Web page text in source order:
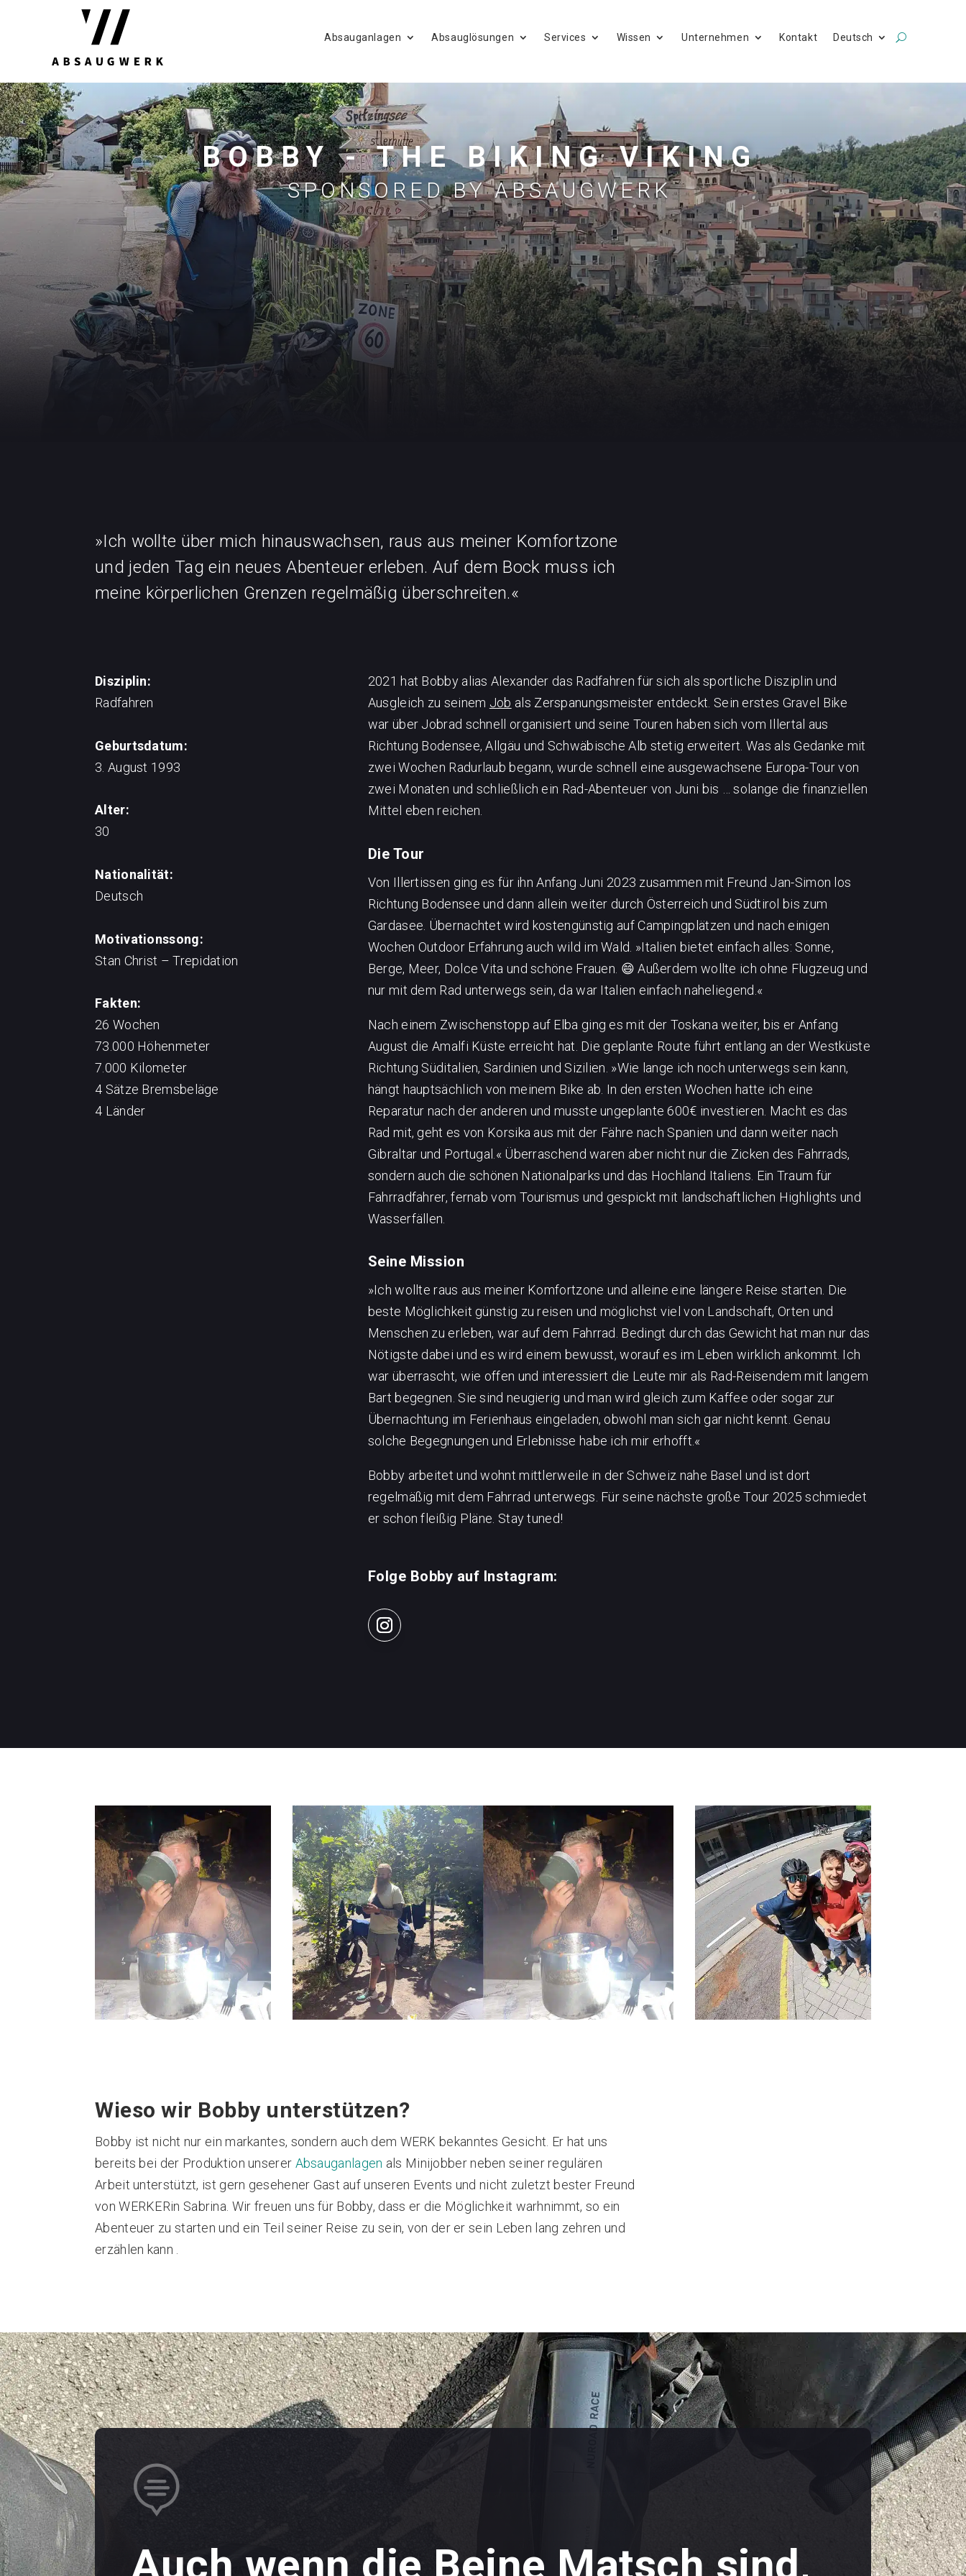
Absauganlagen Absauglösungen Services Wissen Unternehmen Kontakt Deutsch
BOBBY - THE BIKING VIKING
SPONSORED BY ABSAUGWERK
»Ich wollte über mich hinauswachsen, raus aus meiner Komfortzone
und jeden Tag ein neues Abenteuer erleben. Auf dem Bock muss ich
meine körperlichen Grenzen regelmäßig überschreiten.«
Disziplin:
Radfahren
Geburtsdatum:
3. August 1993
Alter:
30
Nationalität:
Deutsch
Motivationssong:
Stan Christ – Trepidation
Fakten:
26 Wochen
73.000 Höhenmeter
7.000 Kilometer
4 Sätze Bremsbeläge
4 Länder
2021 hat Bobby alias Alexander das Radfahren für sich als sportliche Disziplin und
Ausgleich zu seinem Job als Zerspanungsmeister entdeckt. Sein erstes Gravel Bike
war über Jobrad schnell organisiert und seine Touren haben sich vom Illertal aus
Richtung Bodensee, Allgäu und Schwäbische Alb stetig erweitert. Was als Gedanke mit
zwei Wochen Radurlaub begann, wurde schnell eine ausgewachsene Europa-Tour von
zwei Monaten und schließlich ein Rad-Abenteuer von Juni bis … solange die finanziellen
Mittel eben reichen.
Die Tour
Von Illertissen ging es für ihn Anfang Juni 2023 zusammen mit Freund Jan-Simon los
Richtung Bodensee und dann allein weiter durch Österreich und Südtirol bis zum
Gardasee. Übernachtet wird kostengünstig auf Campingplätzen und nach einigen
Wochen Outdoor Erfahrung auch wild im Wald. »Italien bietet einfach alles: Sonne,
Berge, Meer, Dolce Vita und schöne Frauen. 😄 Außerdem wollte ich ohne Flugzeug und
nur mit dem Rad unterwegs sein, da war Italien einfach naheliegend.«
Nach einem Zwischenstopp auf Elba ging es mit der Toskana weiter, bis er Anfang
August die Amalfi Küste erreicht hat. Die geplante Route führt entlang an der Westküste
Richtung Süditalien, Sardinien und Sizilien. »Wie lange ich noch unterwegs sein kann,
hängt hauptsächlich von meinem Bike ab. In den ersten Wochen hatte ich eine
Reparatur nach der anderen und musste ungeplante 600€ investieren. Macht es das
Rad mit, geht es von Korsika aus mit der Fähre nach Spanien und dann weiter nach
Gibraltar und Portugal.« Überraschend waren aber nicht nur die Zicken des Fahrrads,
sondern auch die schönen Nationalparks und das Hochland Italiens. Ein Traum für
Fahrradfahrer, fernab vom Tourismus und gespickt mit landschaftlichen Highlights und
Wasserfällen.
Seine Mission
»Ich wollte raus aus meiner Komfortzone und alleine eine längere Reise starten. Die
beste Möglichkeit günstig zu reisen und möglichst viel von Landschaft, Orten und
Menschen zu erleben, war auf dem Fahrrad. Bedingt durch das Gewicht hat man nur das
Nötigste dabei und es wird einem bewusst, worauf es im Leben wirklich ankommt. Ich
war überrascht, wie offen und interessiert die Leute mir als Rad-Reisendem mit langem
Bart begegnen. Sie sind neugierig und man wird gleich zum Kaffee oder sogar zur
Übernachtung im Ferienhaus eingeladen, obwohl man sich gar nicht kennt. Genau
solche Begegnungen und Erlebnisse habe ich mir erhofft.«
Bobby arbeitet und wohnt mittlerweile in der Schweiz nahe Basel und ist dort
regelmäßig mit dem Fahrrad unterwegs. Für seine nächste große Tour 2025 schmiedet
er schon fleißig Pläne. Stay tuned!
Folge Bobby auf Instagram:
Wieso wir Bobby unterstützen?
Bobby ist nicht nur ein markantes, sondern auch dem WERK bekanntes Gesicht. Er hat uns
bereits bei der Produktion unserer Absauganlagen als Minijobber neben seiner regulären
Arbeit unterstützt, ist gern gesehener Gast auf unseren Events und nicht zuletzt bester Freund
von WERKERin Sabrina. Wir freuen uns für Bobby, dass er die Möglichkeit warhnimmt, so ein
Abenteuer zu starten und ein Teil seiner Reise zu sein, von der er sein Leben lang zehren und
erzählen kann .

Auch wenn die Beine Matsch sind,